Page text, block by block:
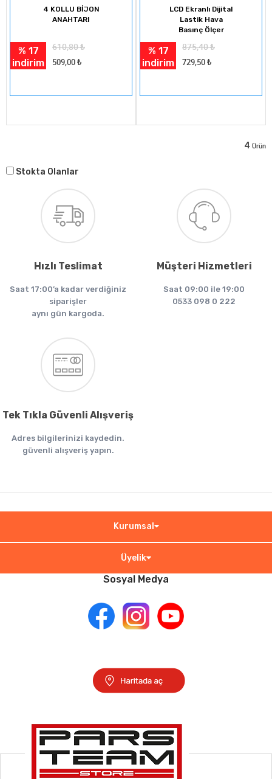
4 KOLLU BİJON
ANAHTARI
% 17
indirim
610,80₺
509,00 ₺
LCD Ekranlı Dijital
Lastik Hava
Basınç Ölçer
% 17
indirim
875,40₺
729,50 ₺
4 Ürün
Stokta Olanlar
Hızlı Teslimat
Saat 17:00’a kadar verdiğiniz
siparişler
aynı gün kargoda.
Müşteri Hizmetleri
Saat 09:00 ile 19:00
0533 098 0 222
Tek Tıkla Güvenli Alışveriş
Adres bilgilerinizi kaydedin.
güvenli alışveriş yapın.
Kurumsal
Üyelik
Sosyal Medya